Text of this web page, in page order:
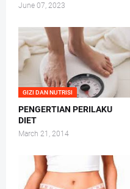
June 07, 2023
GIZI DAN NUTRISI
PENGERTIAN PERILAKU
DIET
March 21, 2014